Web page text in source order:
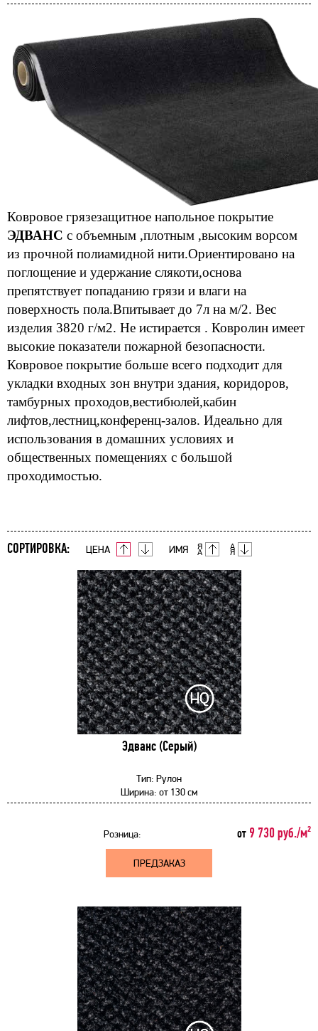
Ковровое грязезащитное напольное покрытие
ЭДВАНС с объемным ,плотным ,высоким ворсом
из прочной полиамидной нити.Ориентировано на
поглощение и удержание слякоти,основа
препятствует попаданию грязи и влаги на
поверхность пола.Впитывает до 7л на м/2. Вес
изделия 3820 г/м2. Не истирается . Ковролин имеет
высокие показатели пожарной безопасности.
Ковровое покрытие больше всего подходит для
укладки входных зон внутри здания, коридоров,
тамбурных проходов,вестибюлей,кабин
лифтов,лестниц,конференц-залов. Идеально для
использования в домашних условиях и
общественных помещениях с большой
проходимостью.
СОРТИРОВКА: ЦЕНА ИМЯ
Эдванс (Серый)
Тип: Рулон
Ширина: от 130 см
Розница: от 9 730 руб./м²
ПРЕДЗАКАЗ